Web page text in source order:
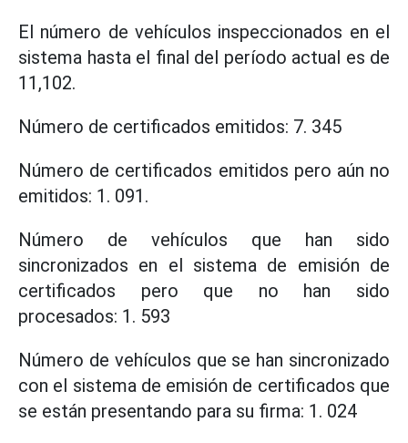
El número de vehículos inspeccionados en el
sistema hasta el final del período actual es de
11,102.
Número de certificados emitidos: 7. 345
Número de certificados emitidos pero aún no
emitidos: 1. 091.
Número de vehículos que han sido
sincronizados en el sistema de emisión de
certificados pero que no han sido
procesados: 1. 593
Número de vehículos que se han sincronizado
con el sistema de emisión de certificados que
se están presentando para su firma: 1. 024